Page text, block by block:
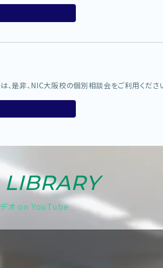
、是非、NIC大阪校の個別相談会をご利用くださ
オ on YouTube